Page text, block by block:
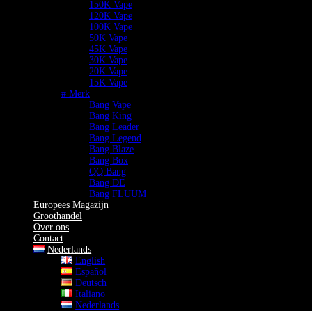
150K Vape
120K Vape
100K Vape
50K Vape
45K Vape
30K Vape
20K Vape
15K Vape
# Merk
Bang Vape
Bang King
Bang Leader
Bang Legend
Bang Blaze
Bang Box
QQ Bang
Bang DE
Bang FLUUM
Europees Magazijn
Groothandel
Over ons
Contact
Nederlands
English
Español
Deutsch
Italiano
Nederlands